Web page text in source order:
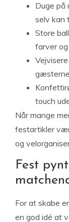
Duge på
selv kan
Store
farver og
touch
Når mange
festartikler
og
Fest
For at skabe
en god idé at